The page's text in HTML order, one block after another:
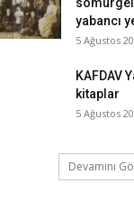
yabancı
5 Ağustos
KAFDAV
kitaplar
5 Ağustos
Devamını